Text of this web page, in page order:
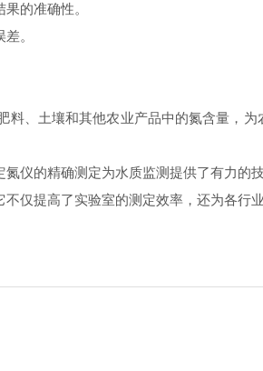
的准确性。
。
土壤和其他农业产品中的氮含量，为
的精确测定为水质监测提供了有力的技
提高了实验室的测定效率，还为各行业